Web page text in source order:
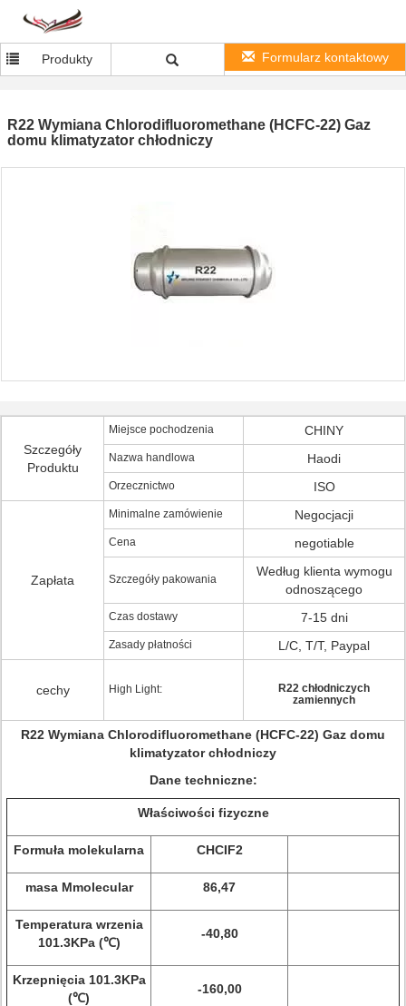
Produkty Formularz kontaktowy
R22 Wymiana Chlorodifluoromethane (HCFC-22) Gaz
domu klimatyzator chłodniczy
Szczegóły
Produktu
Miejsce pochodzenia CHINY
Nazwa handlowa Haodi
Orzecznictwo ISO
Zapłata
Minimalne zamówienie Negocjacji
Cena negotiable
Szczegóły pakowania
Według klienta wymogu
odnoszącego
Czas dostawy 7-15 dni
Zasady płatności L/C, T/T, Paypal
cechy High Light:
R22 chłodniczych
zamiennych
R22 Wymiana Chlorodifluoromethane (HCFC-22) Gaz domu
klimatyzator chłodniczy
Dane techniczne:
Właściwości fizyczne
Formuła molekularna CHCIF2
masa Mmolecular 86,47
Temperatura wrzenia
101.3KPa (℃)
-40,80
Krzepnięcia 101.3KPa
(℃)
-160,00